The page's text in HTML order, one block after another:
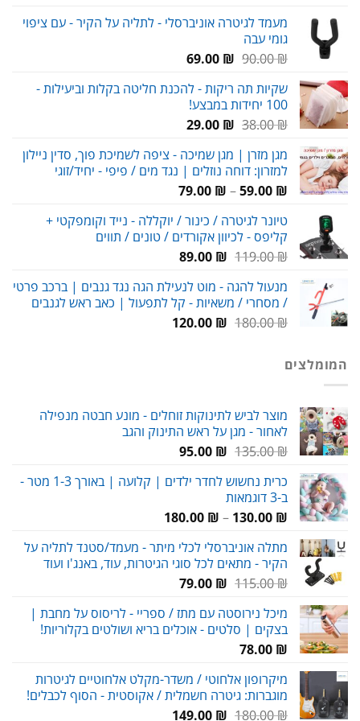
היה:
הוא:
מעמד לגיטרה אוניברסלי - לתליה על הקיר - עם ציפוי
גומי עבה
90.00₪
המחיר
היה:
90.00 ₪.
69.00 ₪
המחיר
הוא:
שקיות תה ריקות - להכנת חליטה בקלות וביעילות -
100 יחידות במבצע!
38.00₪
המחיר
היה:
38.00 ₪.
29.00 ₪
המחיר
הוא:
29.00 ₪.
מגן מזרן | מגן שמיכה - ציפה לשמיכת פוך, סדין ניילון
למזרון: דוחה נוזלים | נגד מים / פיפי - יחיד/זוגי
59.00 ₪
–
79.00 ₪
טווח
עד
טיונר לגיטרה / כינור / יוקללה - נייד וקומפקטי +
קליפס - לכיוון אקורדים / טונים / תווים
119.00₪
המחיר
היה:
119.00 ₪.
89.00 ₪
המחיר
הוא:
89.00 ₪.
מנעול להגה - מוט לנעילת הגה נגד גנבים | ברכב פרטי
/ מסחרי / משאיות - קל לתפעול | כאב ראש לגנבים
180.00₪
המחיר120.00 ₪
המחיר
המומלצים
מוצר לביש לתינוקות זוחלים - מונע חבטה מנפילה
לאחור - מגן על ראש התינוק והגב
135.00₪
המחיר
היה:
135.00 ₪.
95.00 ₪
המחיר
הוא:
כרית נחשוש לחדר ילדים | קלועה | באורך 1-3 מטר -
ב-3 דוגמאות
130.00 ₪
–
180.00 ₪
עד
מתלה אוניברסלי לכלי מיתר - מעמד/סטנד לתליה על
הקיר - מתאים לכל סוגי הגיטרות, עוד, באנג'ו ועוד
115.00₪
המחיר
היה:
115.00 ₪.
79.00 ₪
המחיר
הוא:
79.00 ₪.
מיכל נירוסטה עם מתז / ספריי - לריסוס על מחבת |
בצקים | סלטים - אוכלים בריא ושולטים בקלוריות!
78.00 ₪
מיקרופון אלחוטי / משדר-מקלט אלחוטיים לגיטרות
מוגברות: גיטרה חשמלית / אקוסטית - הסוף לכבלים!
180.00₪
המחיר149.00 ₪
המחיר